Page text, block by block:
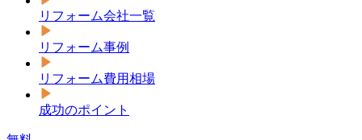
リフォーム会社一覧
リフォーム事例
リフォーム費用相場
成功のポイント